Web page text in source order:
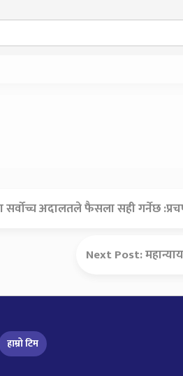
सर्वोच्च अदालतले फैसला सही गर्नेछ
Next Post:
हाम्रो टिम